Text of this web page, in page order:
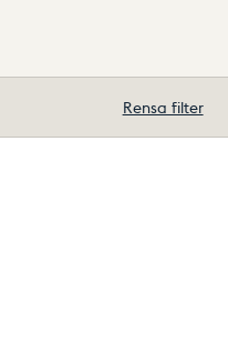
Rensa filter